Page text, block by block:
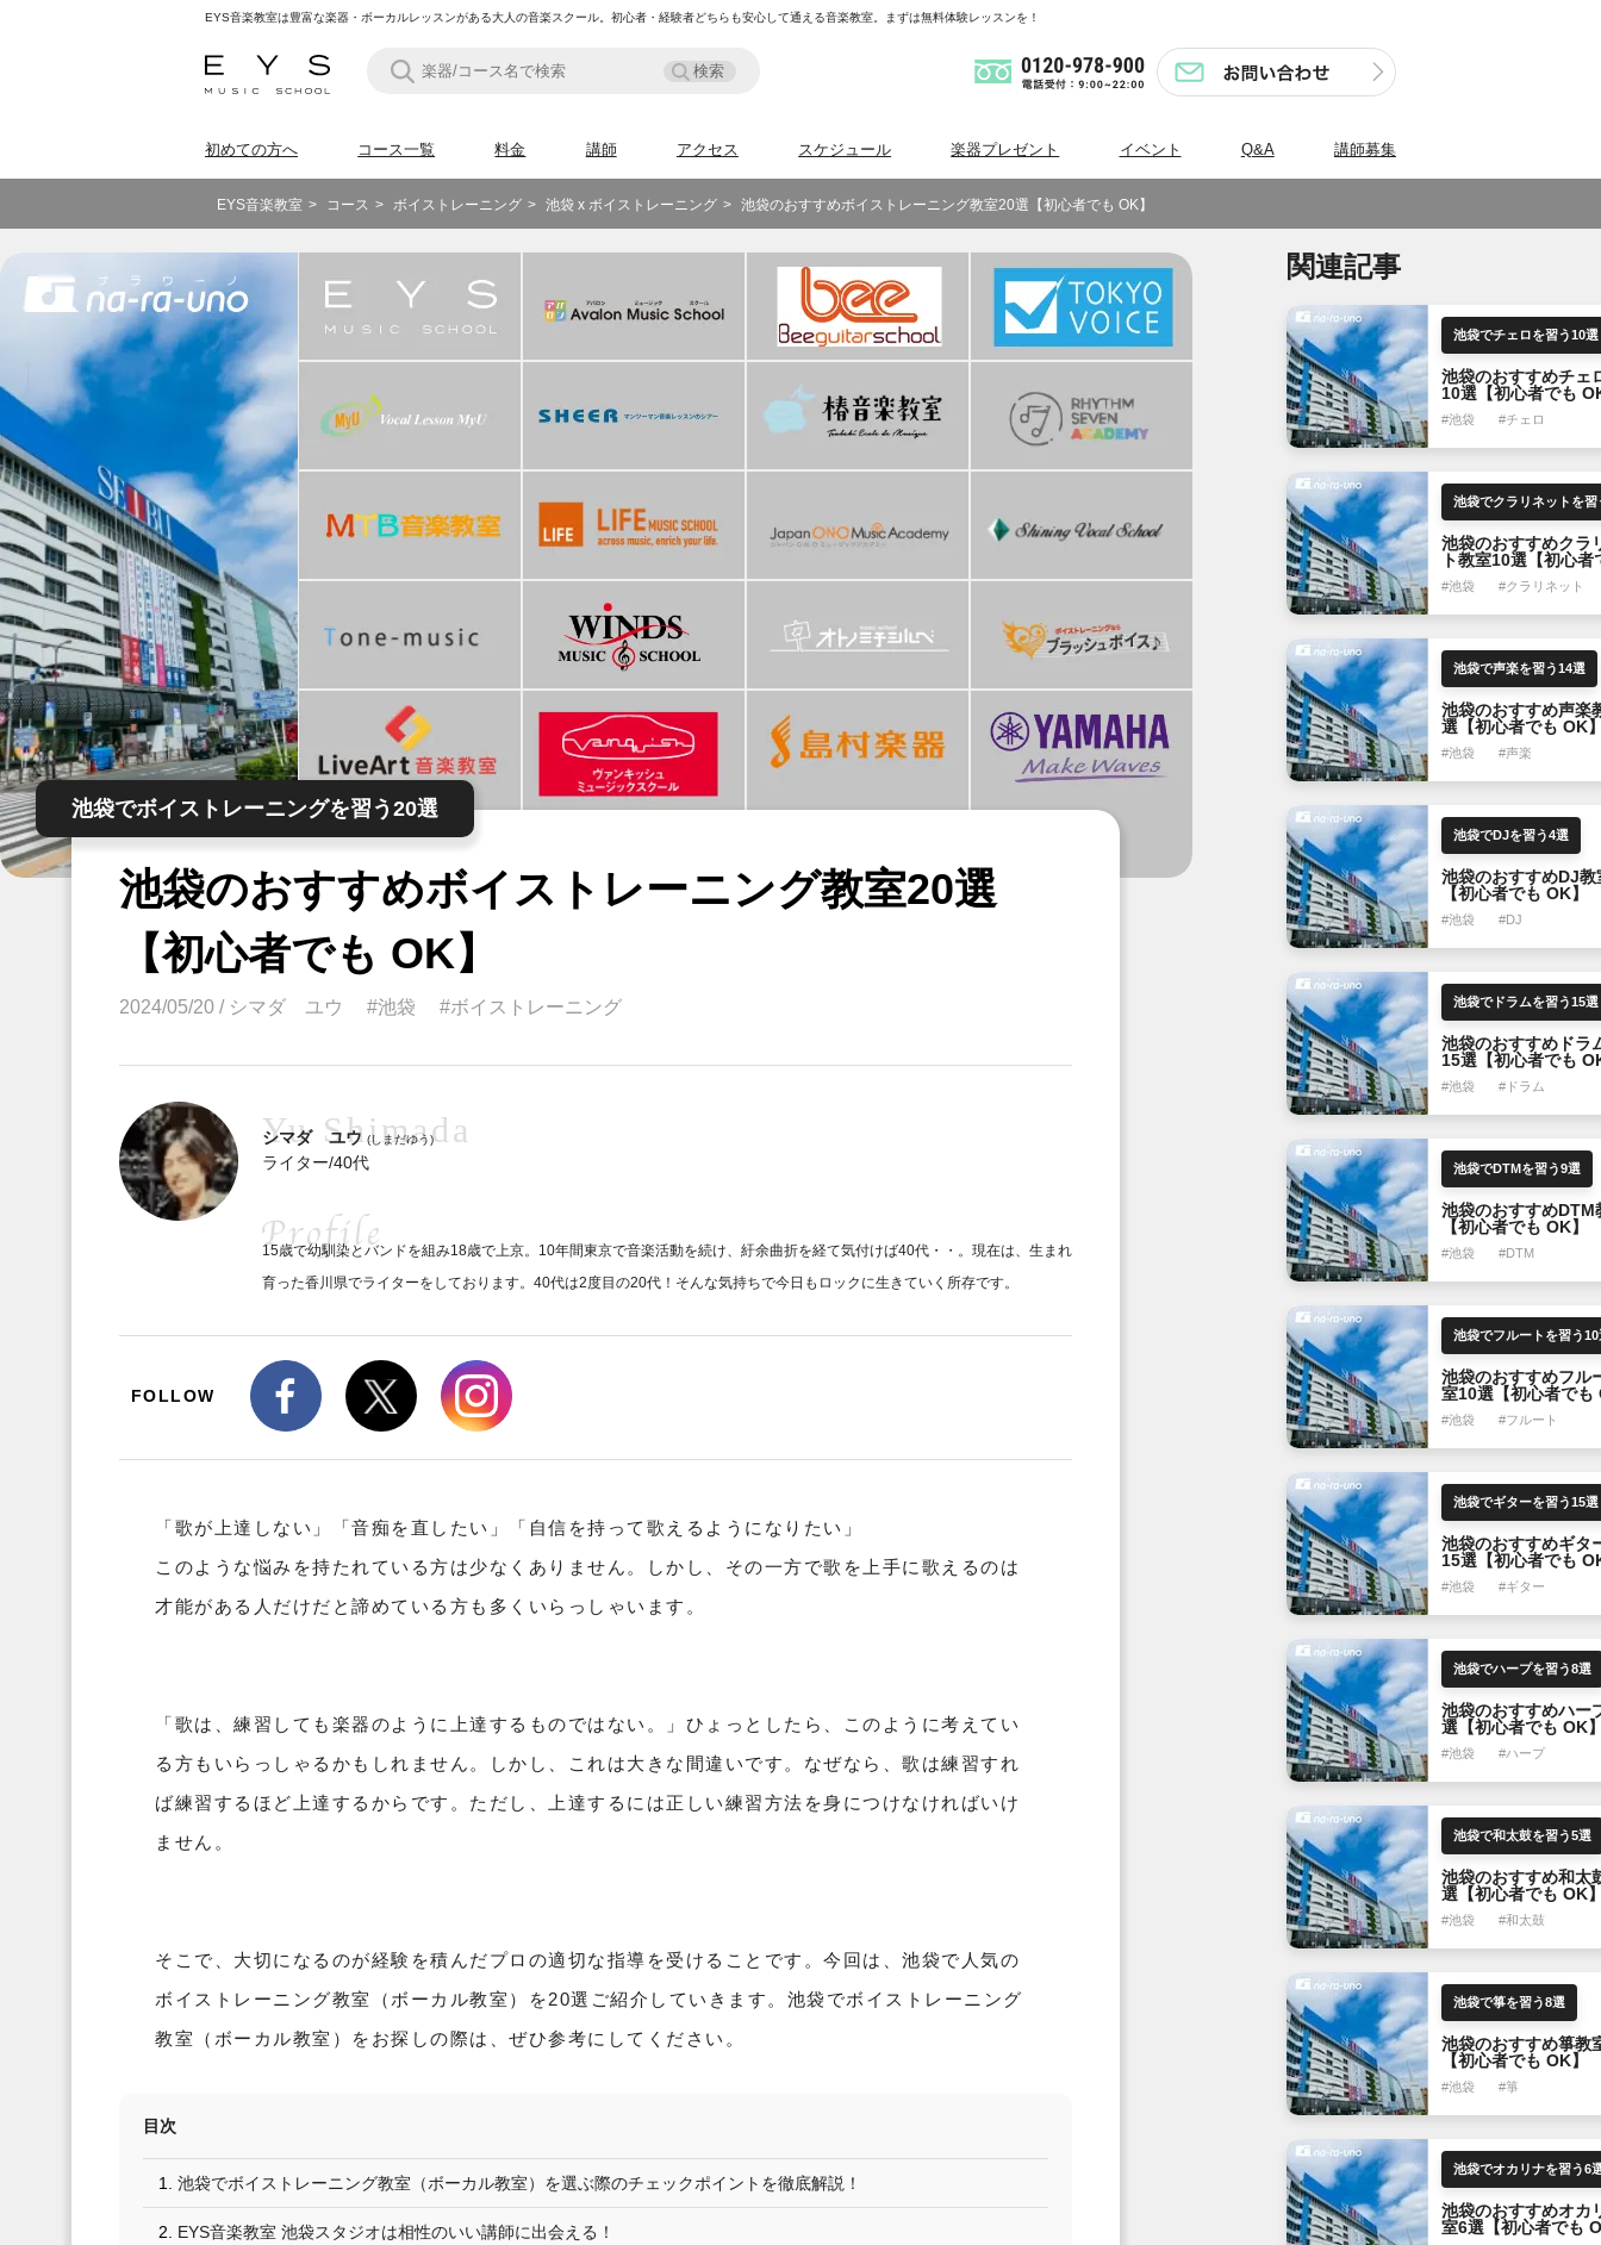
EYS音楽教室は豊富な楽器・ボーカルレッスンがある大人の音楽スクール。初心者・経験者どちらも安心して通える音楽教室。まずは無料体験レッスンを！
初めての方へ コース一覧 料金 講師 アクセス スケジュール 楽器プレゼント イベント Q&A 講師募集
EYS音楽教室 コース ボイストレーニング 池袋 x ボイストレーニング 池袋のおすすめボイストレーニング教室20選【初心者でも OK】
池袋のおすすめボイストレーニング教室20選
【初心者でも OK】
池袋でボイストレーニングを習う20選
2024/05/20 / シマダ ユウ #池袋 #ボイストレーニング
シマダ ユウ (しまだゆう)
ライター/40代
15歳で幼馴染とバンドを組み18歳で上京。10年間東京で音楽活動を続け、紆余曲折を経て気付けば40代・・。現在は、生まれ
育った香川県でライターをしております。40代は2度目の20代！そんな気持ちで今日もロックに生きていく所存です。
FOLLOW
「歌が上達しない」「音痴を直したい」「自信を持って歌えるようになりたい」
このような悩みを持たれている方は少なくありません。しかし、その一方で歌を上手に歌えるのは
才能がある人だけだと諦めている方も多くいらっしゃいます。
「歌は、練習しても楽器のように上達するものではない。」ひょっとしたら、このように考えてい
る方もいらっしゃるかもしれません。しかし、これは大きな間違いです。なぜなら、歌は練習すれ
ば練習するほど上達するからです。ただし、上達するには正しい練習方法を身につけなければいけ
ません。
そこで、大切になるのが経験を積んだプロの適切な指導を受けることです。今回は、池袋で人気の
ボイストレーニング教室（ボーカル教室）を20選ご紹介していきます。池袋でボイストレーニング
教室（ボーカル教室）をお探しの際は、ぜひ参考にしてください。
目次
池袋でボイストレーニング教室（ボーカル教室）を選ぶ際のチェックポイントを徹底解説！
EYS音楽教室 池袋スタジオは相性のいい講師に出会える！
関連記事
池袋でチェロを習う10選
池袋のおすすめチェ
10選【初心者でも
#池袋 #チェロ
池袋でクラリネットを習
池袋のおすすめクラ
ト教室10選【初心者
OK】
#池袋 #クラリネット
池袋で声楽を習う14選
池袋のおすすめ声楽
選【初心者でも OK
#池袋 #声楽
池袋でDJを習う4選
池袋のおすすめDJ教
【初心者でも OK】
#池袋 #DJ
池袋でドラムを習う15選
池袋のおすすめドラ
15選【初心者でも
#池袋 #ドラム
池袋でDTMを習う9選
池袋のおすすめDTM
【初心者でも OK】
#池袋 #DTM
池袋でフルートを習う10
池袋のおすすめフル
室10選【初心者でも
#池袋 #フルート
池袋でギターを習う15選
池袋のおすすめギタ
15選【初心者でも
#池袋 #ギター
池袋でハープを習う8選
池袋のおすすめハー
選【初心者でも OK
#池袋 #ハープ
池袋で和太鼓を習う5選
池袋のおすすめ和太
選【初心者でも OK
#池袋 #和太鼓
池袋で箏を習う8選
池袋のおすすめ箏教
【初心者でも OK】
#池袋 #箏
池袋でオカリナを習う6
池袋のおすすめオカ
室6選【初心者でも